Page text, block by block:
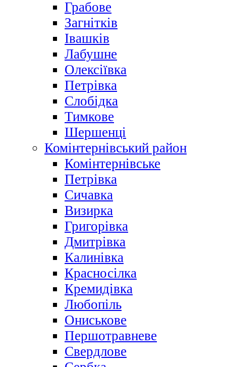
Грабове
Загнітків
Івашків
Лабушне
Олексіївка
Петрівка
Слобідка
Тимкове
Шершенці
Комінтернівський район
Комінтернівське
Петрівка
Сичавка
Визирка
Григорівка
Дмитрівка
Калинівка
Красносілка
Кремидівка
Любопіль
Ониськове
Першотравневе
Свердлове